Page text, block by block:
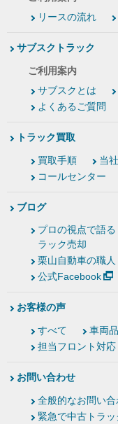
リースの流れ
サブスクトラック
ご利用案内
サブスクとは
よくあるご質問
トラック買取
買取手順 当
コールセンター
ブログ
プロの視点で語
ラック売却
栗山自動車の職
公式Facebook
お客様の声
すべて 車両
担当フロント対応
お問い合わせ
全般的なお問い合
緊急で中古トラ